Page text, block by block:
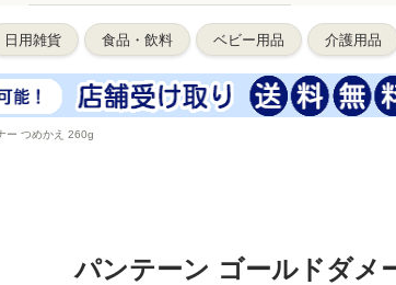
日用雑貨 食品・飲料 ベビー用品 介護用品
ー つめかえ 260g
パンテーン ゴールドダメ